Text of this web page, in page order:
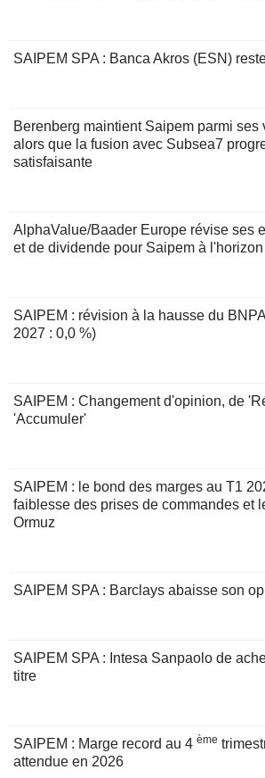
SAIPEM SPA : Banca Akros (ESN)
Berenberg maintient Saipem parmi ses
alors que la fusion avec Subsea7
satisfaisante
AlphaValue/Baader Europe révise ses
et de dividende pour Saipem à
SAIPEM : révision à la hausse du
2027 : 0,0 %)
SAIPEM : Changement d'opinion, de
'Accumuler'
SAIPEM : le bond des marges au T1
faiblesse des prises de commandes et
Ormuz
SAIPEM SPA : Barclays abaisse son
SAIPEM SPA : Intesa Sanpaolo de
titre
SAIPEM : Marge record au 4 ème
attendue en 2026